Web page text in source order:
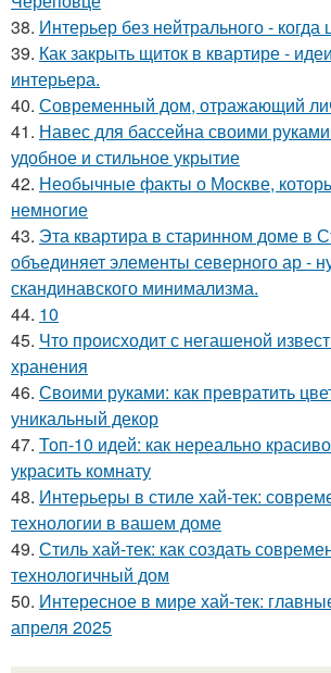
38. Интерьер без нейтрального - когда
39. Как закрыть щиток в квартире -
интерьера.
40. Современный дом, отражающий
41. Навес для бассейна своими
удобное и стильное укрытие
42. Необычные факты о Москве,
немногие
43. Эта квартира в старинном доме в
объединяет элементы северного ар -
скандинавского минимализма.
44. 10
45. Что происходит с негашеной
хранения
46. Своими руками: как превратить
уникальный декор
47. Топ-10 идей: как нереально
украсить комнату
48. Интерьеры в стиле хай-тек:
технологии в вашем доме
49. Стиль хай-тек: как создать
технологичный дом
50. Интересное в мире хай-тек:
апреля 2025